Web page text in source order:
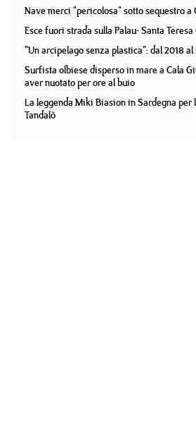
Nave merci "pericolosa" sotto sequestro a
Esce fuori strada sulla Palau- Santa Teresa
"Un arcipelago senza plastica": dal 2018
Surfista olbiese disperso in mare a Cala
aver nuotato per ore al buio
La leggenda Miki Biasion in Sardegna per
Tandalò